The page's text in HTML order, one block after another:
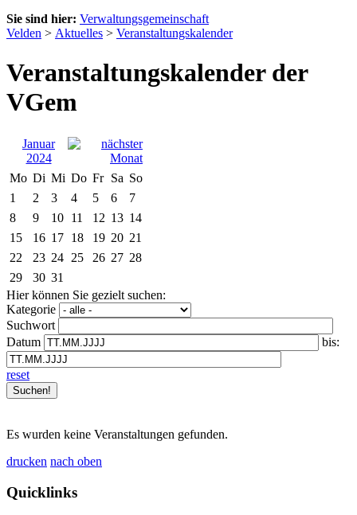
Sie sind hier: Verwaltungsgemeinschaft
Velden > Aktuelles > Veranstaltungskalender
Veranstaltungskalender der
VGem
Januar
2024
Mo Di Mi Do Fr Sa So
1
2 3 4 5 6
7
8
9 10 11 12 13 14
15
16 17 18 19 20 21
22
23 24 25 26 27 28
29
30 31
Hier können Sie gezielt suchen:
Kategorie
Suchwort
Datum
bis:
reset
Es wurden keine Veranstaltungen gefunden.
drucken nach oben
Quicklinks